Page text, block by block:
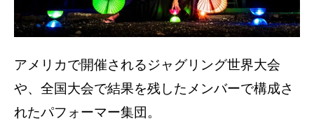
アメリカで開催されるジャグリング世界大会
や、全国大会で結果を残したメンバーで構成さ
れたパフォーマー集団。